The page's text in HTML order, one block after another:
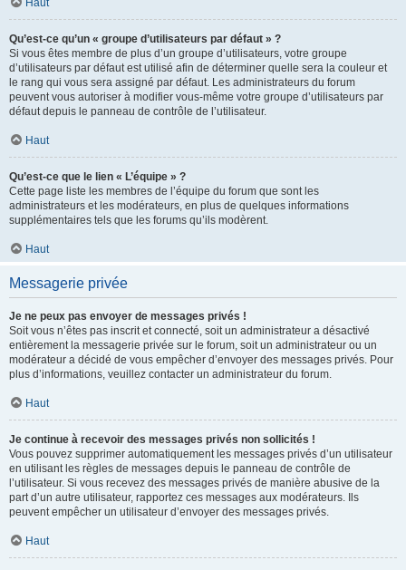
Haut
Qu’est-ce qu’un « groupe d’utilisateurs par défaut » ?
Si vous êtes membre de plus d’un groupe d’utilisateurs, votre groupe
d’utilisateurs par défaut est utilisé afin de déterminer quelle sera la couleur et
le rang qui vous sera assigné par défaut. Les administrateurs du forum
peuvent vous autoriser à modifier vous-même votre groupe d’utilisateurs par
défaut depuis le panneau de contrôle de l’utilisateur.
Haut
Qu’est-ce que le lien « L’équipe » ?
Cette page liste les membres de l’équipe du forum que sont les
administrateurs et les modérateurs, en plus de quelques informations
supplémentaires tels que les forums qu’ils modèrent.
Haut
Messagerie privée
Je ne peux pas envoyer de messages privés !
Soit vous n’êtes pas inscrit et connecté, soit un administrateur a désactivé
entièrement la messagerie privée sur le forum, soit un administrateur ou un
modérateur a décidé de vous empêcher d’envoyer des messages privés. Pour
plus d’informations, veuillez contacter un administrateur du forum.
Haut
Je continue à recevoir des messages privés non sollicités !
Vous pouvez supprimer automatiquement les messages privés d’un utilisateur
en utilisant les règles de messages depuis le panneau de contrôle de
l’utilisateur. Si vous recevez des messages privés de manière abusive de la
part d’un autre utilisateur, rapportez ces messages aux modérateurs. Ils
peuvent empêcher un utilisateur d’envoyer des messages privés.
Haut